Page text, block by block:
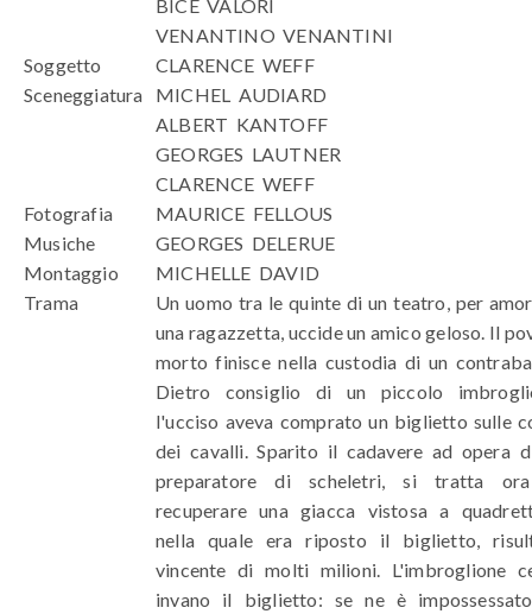
BICE VALORI
VENANTINO VENANTINI
Soggetto
CLARENCE WEFF
Sceneggiatura
MICHEL AUDIARD
ALBERT KANTOFF
GEORGES LAUTNER
CLARENCE WEFF
Fotografia
MAURICE FELLOUS
Musiche
GEORGES DELERUE
Montaggio
MICHELLE DAVID
Trama
Un uomo tra le quinte di un teatro, per
una ragazzetta, uccide un amico geloso. Il
morto finisce nella custodia di un
Dietro consiglio di un piccolo
l'ucciso aveva comprato un biglietto sulle
dei cavalli. Sparito il cadavere ad opera
preparatore di scheletri, si tratta
recuperare una giacca vistosa a
nella quale era riposto il biglietto,
vincente di molti milioni. L'imbroglione
invano il biglietto: se ne è